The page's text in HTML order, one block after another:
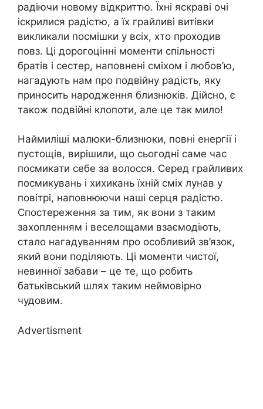
радіючи новому відкриттю. Їхні яскраві очі
іскрилися радістю, а їх грайливі витівки
викликали посмішки у всіх, хто проходив
повз. Ці дорогоцінні моменти спільності
братів і сестер, наповнені сміхом і любов’ю,
нагадують нам про подвійну радість, яку
приносить народження близнюків. Дійсно, є
також подвійні клопоти, але це так мило!
Наймиліші малюки-близнюки, повні енергії і
пустощів, вирішили, що сьогодні саме час
посмикати себе за волосся. Серед грайливих
посмикувань і хихикань їхній сміх лунав у
повітрі, наповнюючи наші серця радістю.
Спостереження за тим, як вони з таким
захопленням і веселощами взаємодіють,
стало нагадуванням про особливий зв’язок,
який вони поділяють. Ці моменти чистої,
невинної забави – це те, що робить
батьківський шлях таким неймовірно
чудовим.
Advertisment